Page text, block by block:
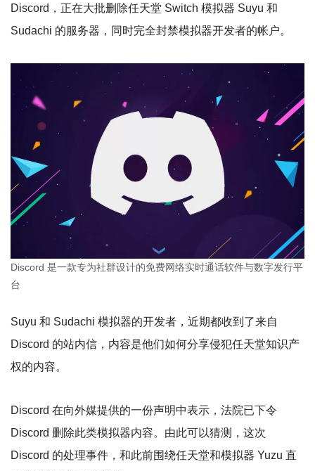
Discord，正在大批删除任天堂 Switch 模拟器 Suyu 和
Sudachi 的服务器，同时完全封禁模拟器开发者的帐户。
Discord 是一款专为社群设计的免费网络实时通话软件与数字发行平
台
Suyu 和 Sudachi 模拟器的开发者，近期都收到了来自
Discord 的站内信，内容是他们如何分享侵犯任天堂知识产
权的内容。
Discord 在向外媒提供的一份声明中表示，法院已下令
Discord 删除此类模拟器内容。由此可以猜测，这次
Discord 的处理事件，和此前围绕任天堂和模拟器 Yuzu 直